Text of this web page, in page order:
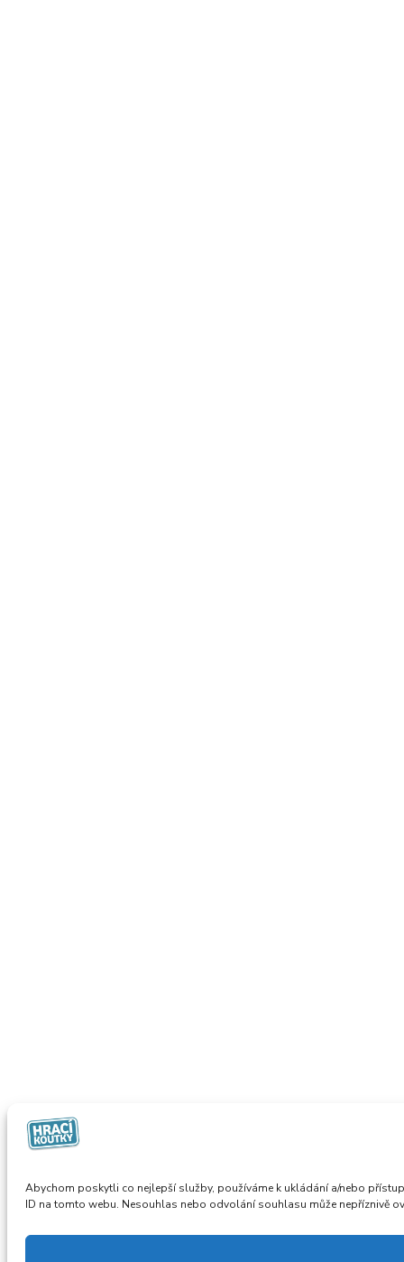
Abychom poskytli co nejlepší služby, používáme k ukládání a/nebo
ID na tomto webu. Nesouhlas nebo odvolání souhlasu může nepříznivě